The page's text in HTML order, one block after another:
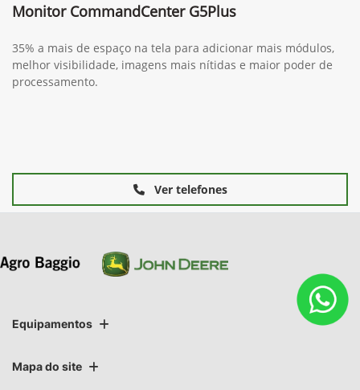
Monitor CommandCenter G5Plus
35% a mais de espaço na tela para adicionar mais módulos,
melhor visibilidade, imagens mais nítidas e maior poder de
processamento.
Ver telefones
Equipamentos
Mapa do site